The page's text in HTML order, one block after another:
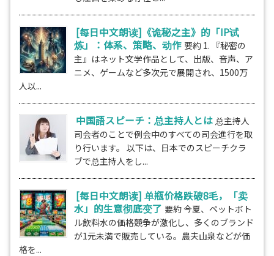
[每日中文朗读]《诡秘之主》的「IP试
炼」：体系、策略、动作 要約 1. 『秘密の
主』はネット文学作品として、出版、音声、ア
ニメ、ゲームなど多次元で展開され、1500万
人以...
中国語スピーチ：总主持人とは 总主持人
司会者のことで例会中のすべての司会進行を取
り行います。 以下は、日本でのスピーチクラ
ブで总主持人をし...
[每日中文朗读] 单瓶价格跌破8毛，「卖
水」的生意彻底变了 要約 今夏、ペットボト
ル飲料水の価格競争が激化し、多くのブランド
が1元未満で販売している。農夫山泉などが価
格を...